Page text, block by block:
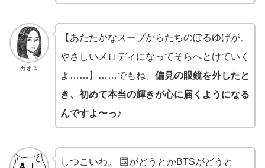
カオス
【あたたかなスープからたちのぼるゆげが、
やさしいメロディになってそらへとけていく
よ……】……でもね、 偏見の眼鏡を外したと
き、初めて本当の輝きが心に届くようになる
んですよ〜っ♪
しつこいわ。 国がどうとかBTSがどうと